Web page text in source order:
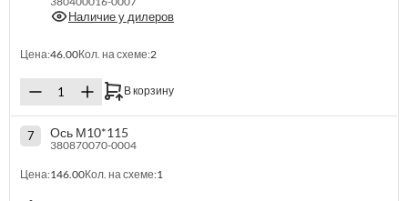
Наличие у дилеров
Цена:46.00Кол. на схеме:2
В корзину
7 Ось М10*115
380870070-0004
Цена:146.00Кол. на схеме:1